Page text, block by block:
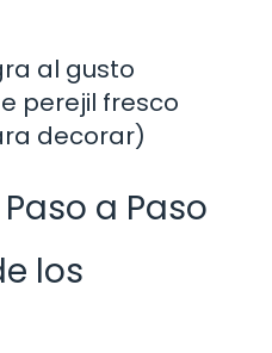
al gusto
perejil fresco
decorar)
a Paso
los